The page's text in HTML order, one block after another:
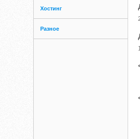
Хостинг
Разное